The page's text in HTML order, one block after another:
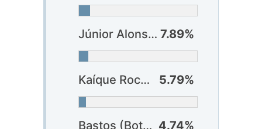
Júnior Alonso (Atlético-MG) 7.89%
Kaíque Rocha (Athlético-PR) 5.79%
Bastos (Botafogo) 4.74%